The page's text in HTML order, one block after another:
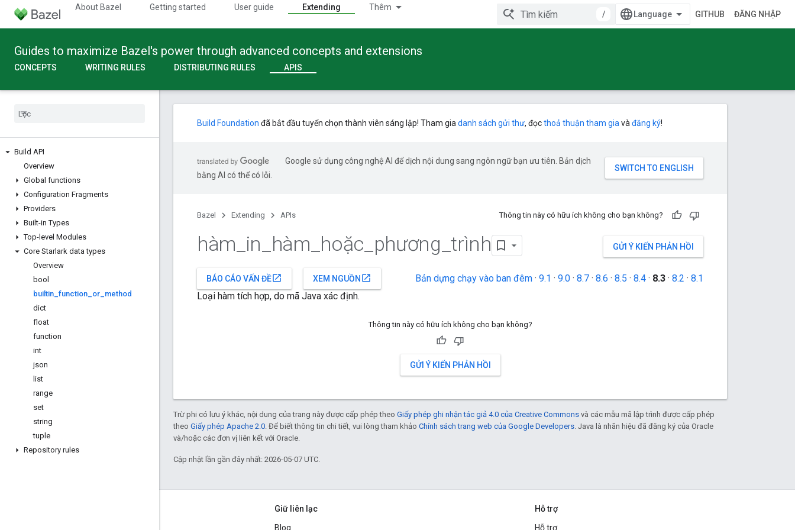
About Bazel Getting started User guide Extending Thêm
/ GITHUB ĐĂNG NHẬP
Guides to maximize Bazel's power through advanced concepts and extensions
CONCEPTS WRITING RULES DISTRIBUTING RULES APIS
Build API
Overview
Global functions
Configuration Fragments
Providers
Built-in Types
Top-level Modules
Core Starlark data types
Overview
bool
builtin function or method
dict
float
function
int
json
list
range
set
string
tuple
Repository rules
Build Foundation đã bắt đầu tuyển chọn thành viên sáng lập! Tham gia danh sách gửi thư, đọcthoả thuận tham gia và đăng ký!
Google sử dụng công nghệ AI để dịch nội dung sang ngôn ngữ bạn ưu tiên. Bản dịch
bằng AI có thể có lỗi.
Bazel Extending APIs Thông tin này có hữu ích không cho bạn không?
GỬI Ý KIẾN PHẢN HỒI
hàm in hàm hoặc phương _trình
BÁO CÁO VẤN ĐỀopen_in_new XEM NGUỒN open_in_new Bản dựng chạy vào ban đêm · 9.1 · 9.0 · 8.7 · 8.6 · 8.5 · 8.4 · 8.3 · 8.2 · 8.1
Loại hàm tích hợp, do mã Java xác định.
Thông tin này có hữu ích không cho bạn không?
GỬI Ý KIẾN PHẢN HỒI
Trừ phi có lưu ý khác, nội dung của trang này được cấp phép theo Giấy phép ghi nhận tác giả 4.0 của Creative Commons và các mẫu mã lập trình được cấp phép
theo Giấy phép Apache 2.0. Để biết thông tin chi tiết, vui lòng tham khảo Chính sách trang web của Google Developers. Java là nhãn hiệu đã đăng ký của Oracle
và/hoặc các đơn vị liên kết với Oracle.
Cập nhật lần gần đây nhất: 2026-05-07 UTC.
Giữ liên lạc
Blog
Hỗ trợ
Hỗ trợ